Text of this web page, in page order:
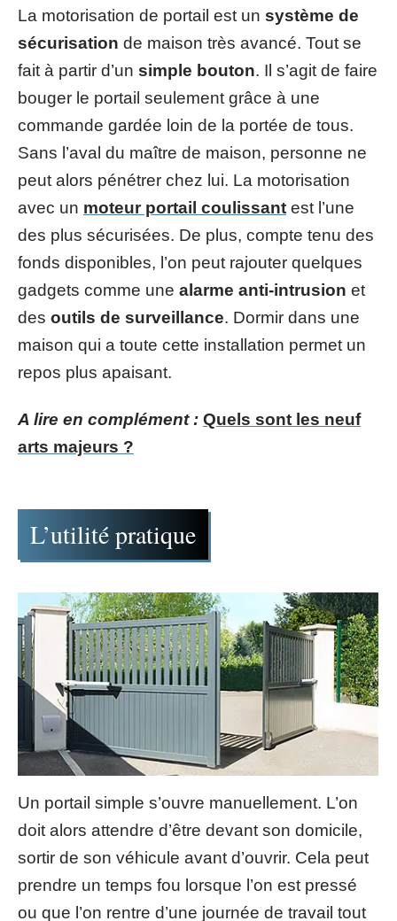
La motorisation de portail est un système de
sécurisation de maison très avancé. Tout se
fait à partir d’un simple bouton. Il s’agit de faire
bouger le portail seulement grâce à une
commande gardée loin de la portée de tous.
Sans l’aval du maître de maison, personne ne
peut alors pénétrer chez lui. La motorisation
avec un moteur portail coulissant est l’une
des plus sécurisées. De plus, compte tenu des
fonds disponibles, l’on peut rajouter quelques
gadgets comme une alarme anti-intrusion et
des outils de surveillance. Dormir dans une
maison qui a toute cette installation permet un
repos plus apaisant.
A lire en complément : Quels sont les neuf
arts majeurs ?
L’utilité pratique
Un portail simple s’ouvre manuellement. L’on
doit alors attendre d’être devant son domicile,
sortir de son véhicule avant d’ouvrir. Cela peut
prendre un temps fou lorsque l’on est pressé
ou que l’on rentre d’une journée de travail tout